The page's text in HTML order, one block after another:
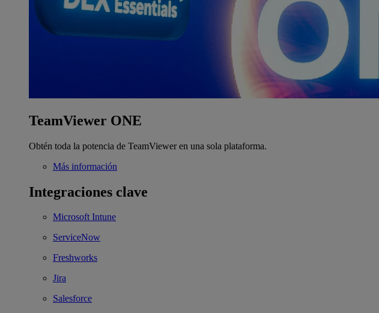
TeamViewer ONE
Obtén toda la potencia de TeamViewer en una sola plataforma.
Más información
Integraciones clave
Microsoft Intune
ServiceNow
Freshworks
Jira
Salesforce